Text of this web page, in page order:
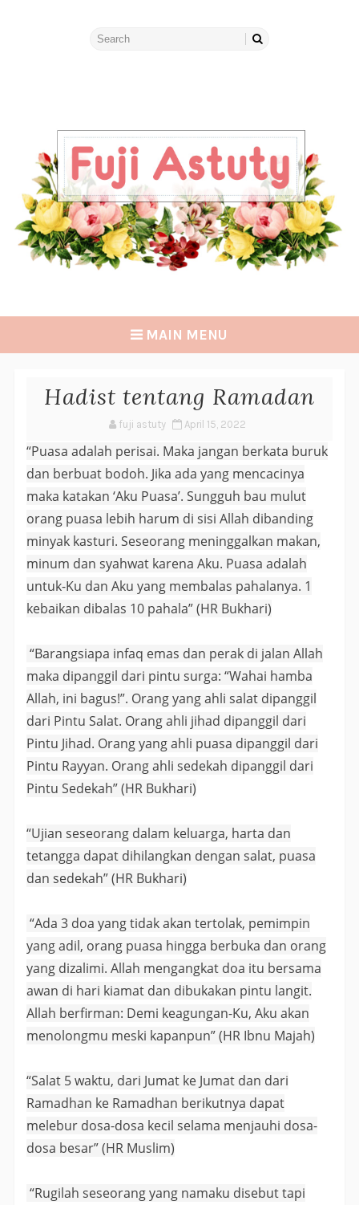
MAIN MENU
Hadist tentang Ramadan
fuji astuty April 15, 2022
“Puasa adalah perisai. Maka jangan berkata buruk
dan berbuat bodoh. Jika ada yang mencacinya
maka katakan ‘Aku Puasa’. Sungguh bau mulut
orang puasa lebih harum di sisi Allah dibanding
minyak kasturi. Seseorang meninggalkan makan,
minum dan syahwat karena Aku. Puasa adalah
untuk-Ku dan Aku yang membalas pahalanya. 1
kebaikan dibalas 10 pahala” (HR Bukhari)
“Barangsiapa infaq emas dan perak di jalan Allah
maka dipanggil dari pintu surga: “Wahai hamba
Allah, ini bagus!”. Orang yang ahli salat dipanggil
dari Pintu Salat. Orang ahli jihad dipanggil dari
Pintu Jihad. Orang yang ahli puasa dipanggil dari
Pintu Rayyan. Orang ahli sedekah dipanggil dari
Pintu Sedekah” (HR Bukhari)
“Ujian seseorang dalam keluarga, harta dan
tetangga dapat dihilangkan dengan salat, puasa
dan sedekah” (HR Bukhari)
“Ada 3 doa yang tidak akan tertolak, pemimpin
yang adil, orang puasa hingga berbuka dan orang
yang dizalimi. Allah mengangkat doa itu bersama
awan di hari kiamat dan dibukakan pintu langit.
Allah berfirman: Demi keagungan-Ku, Aku akan
menolongmu meski kapanpun” (HR Ibnu Majah)
“Salat 5 waktu, dari Jumat ke Jumat dan dari
Ramadhan ke Ramadhan berikutnya dapat
melebur dosa-dosa kecil selama menjauhi dosa-
dosa besar” (HR Muslim)
“Rugilah seseorang yang namaku disebut tapi